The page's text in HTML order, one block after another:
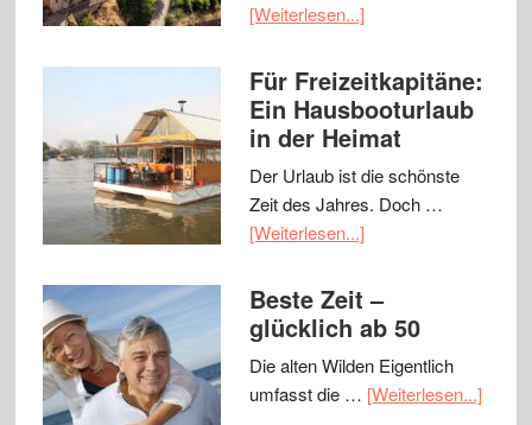
[Weiterlesen...]
Für Freizeitkapitäne:
Ein Hausbooturlaub
in der Heimat
Der Urlaub ist die schönste
Zeit des Jahres. Doch …
[Weiterlesen...]
Beste Zeit –
glücklich ab 50
Die alten Wilden Eigentlich
umfasst die … [Weiterlesen...]